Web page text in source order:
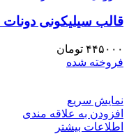
قالب سیلیکونی دونات 6 خانه
۴۴۵۰۰۰ تومان
فروخته شده
نمایش سریع
افزودن به علاقه مندی
اطلاعات بیشتر